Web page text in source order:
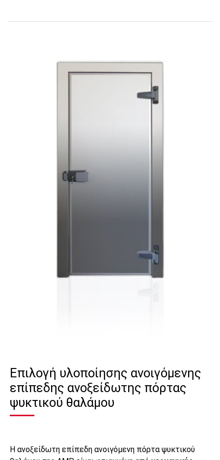
Επιλογή υλοποίησης ανοιγόμενης
επίπεδης ανοξείδωτης πόρτας
ψυκτικού θαλάμου
H ανοξείδωτη επίπεδη ανοιγόμενη πόρτα ψυκτικού